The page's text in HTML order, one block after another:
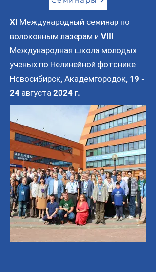
XI Международный семинар по
волоконным лазерам и VIII
Международная школа молодых
ученых по Нелинейной фотонике
Новосибирск, Академгородок, 19 -
24 августа 2024 г.